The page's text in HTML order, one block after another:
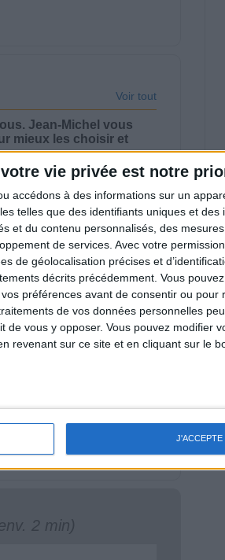
vie privée est notre
accédons à des informations sur un
telles que des identifiants uniques et des
et du contenu personnalisés, des
de services. Avec votre
de géolocalisation précises et
décrits précédemment. Vous
préférences avant de consentir ou pour
de vos données personnelles
de vous y opposer. Vous pouvez modifier
revenant sur ce site et en cliquant sur le
J'ACCEPTE
Voir tout
Jean-Michel vous
mieux les choisir et
La folie du Tatsty
Crousty
utilisez-vous la bonne
?
2 min)